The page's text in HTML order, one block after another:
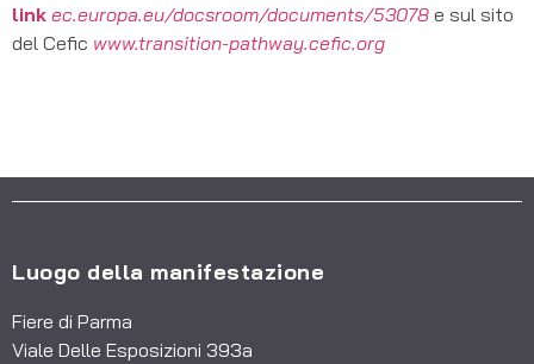
link ec.europa.eu/docsroom/documents/53078 e sul sito
del Cefic www.transition-pathway.cefic.org
Luogo della manifestazione
Fiere di Parma
Viale Delle Esposizioni 393a